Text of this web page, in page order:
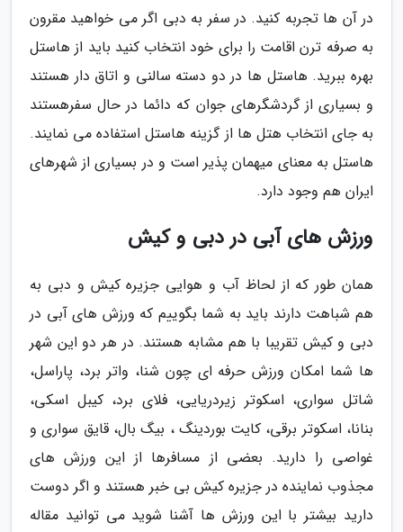
در آن ها تجربه کنید. در سفر به دبی اگر می خواهید مقرون
به صرفه ترن اقامت را برای خود انتخاب کنید باید از هاستل
بهره ببرید. هاستل ها در دو دسته سالنی و اتاق دار هستند
و بسیاری از گردشگرهای جوان که دائما در حال سفرهستند
به جای انتخاب هتل ها از گزینه هاستل استفاده می نمایند.
هاستل به معنای میهمان پذیر است و در بسیاری از شهرهای
ایران هم وجود دارد.
ورزش های آبی در دبی و کیش
همان طور که از لحاظ آب و هوایی جزیره کیش و دبی به
هم شباهت دارند باید به شما بگوییم که ورزش های آبی در
دبی و کیش تقریبا با هم مشابه هستند. در هر دو این شهر
ها شما امکان ورزش حرفه ای چون شنا، واتر برد، پاراسل،
شاتل سواری، اسکوتر زیردریایی، فلای برد، کیبل اسکی،
بنانا، اسکوتر برقی، کایت بوردینگ ، بیگ بال، قایق سواری و
غواصی را دارید. بعضی از مسافرها از این ورزش های
مجذوب نماینده در جزیره کیش بی خبر هستند و اگر دوست
دارید بیشتر با این ورزش ها آشنا شوید می توانید مقاله